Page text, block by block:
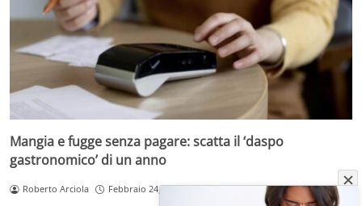
Mangia e fugge senza pagare: scatta il ‘daspo
gastronomico’ di un anno
Roberto Arciola Febbraio 24, 2026